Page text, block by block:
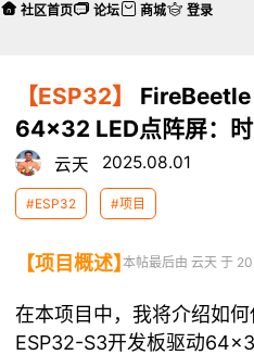
【ESP32】
64×32 LED点阵屏：
云天 2025.08.01
#ESP32 #项目
本帖最后由 云天 于
【项目概述】
在本项目中，我将介绍如
ESP32-S3开发板驱动
社区首页 论坛 商城 登录